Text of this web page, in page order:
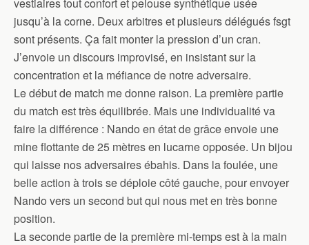
jusqu’à la corne. Deux arbitres et plusieurs délégués fsgt
sont présents. Ça fait monter la pression d’un cran.
J’envoie un discours improvisé, en insistant sur la
concentration et la méfiance de notre adversaire.
Le début de match me donne raison. La première partie
du match est très équilibrée. Mais une individualité va
faire la différence : Nando en état de grâce envoie une
mine flottante de 25 mètres en lucarne opposée. Un bijou
qui laisse nos adversaires ébahis. Dans la foulée, une
belle action à trois se déploie côté gauche, pour envoyer
Nando vers un second but qui nous met en très bonne
position.
La seconde partie de la première mi-temps est à la main